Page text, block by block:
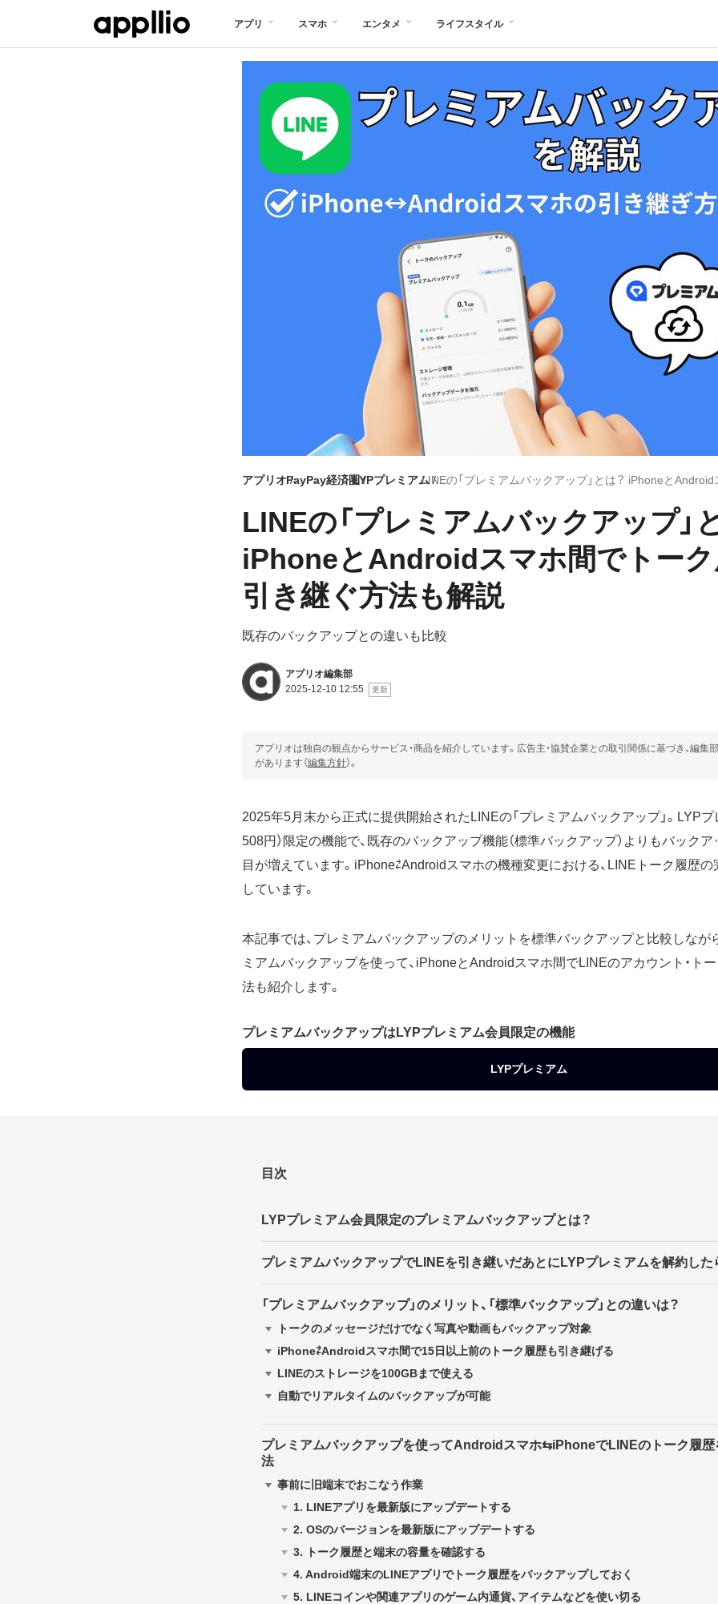
アプリ スマホ エンタメ ライフスタイル
アプリオPayPay経済圏LYPプレミアム
LINEの「プレミアムバックアップ」
iPhoneとAndroidスマホ間でトーク
引き継ぐ方法も解説
既存のバックアップとの違いも比較
アプリオ編集部
2025-12-10 12:55
アプリオは独自の観点からサービス・商品を紹介しています。広告主・協賛企業との取引関係に基づき、編集
があります（編集方針）。
2025年5月末から正式に提供開始されたLINEの「プレミアムバックアップ」。LYPプ
508円）限定の機能で、既存のバックアップ機能（標準バックアップ）よりもバック
目が増えています。iPhone⇄Androidスマホの機種変更における、LINEトーク履歴
しています。
本記事では、プレミアムバックアップのメリットを標準バックアップと比較しなが
ミアムバックアップを使って、iPhoneとAndroidスマホ間でLINEのアカウント・ト
法も紹介します。
プレミアムバックアップはLYPプレミアム会員限定の機能
LYPプレミアム
目次
LYPプレミアム会員限定のプレミアムバックアップとは？
プレミアムバックアップでLINEを引き継いだあとにLYPプレミアムを解約した
「プレミアムバックアップ」のメリット、「標準バックアップ」との違いは？
トークのメッセージだけでなく写真や動画もバックアップ対象
iPhone⇄Androidスマホ間で15日以上前のトーク履歴も引き継げる
LINEのストレージを100GBまで使える
自動でリアルタイムのバックアップが可能
プレミアムバックアップを使ってAndroidスマホ⇆iPhoneでLINEのトーク履歴
法
事前に旧端末でおこなう作業
1. LINEアプリを最新版にアップデートする
2. OSのバージョンを最新版にアップデートする
3.
トーク履歴と端末の容量を確認する
4. Android端末のLINEアプリでトーク履歴をバックアップしておく
5. LINEコインや関連アプリのゲーム内通貨、アイテムなどを使い切る